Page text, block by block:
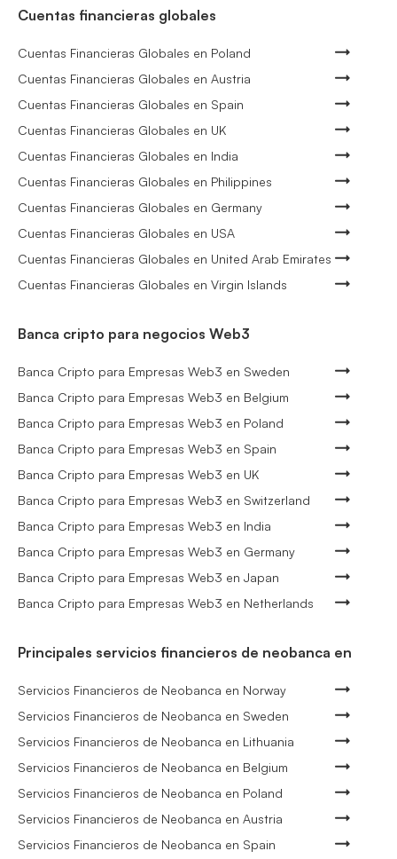
Cuentas financieras globales
Cuentas Financieras Globales en Poland
Cuentas Financieras Globales en Austria
Cuentas Financieras Globales en Spain
Cuentas Financieras Globales en UK
Cuentas Financieras Globales en India
Cuentas Financieras Globales en Philippines
Cuentas Financieras Globales en Germany
Cuentas Financieras Globales en USA
Cuentas Financieras Globales en United Arab Emirates
Cuentas Financieras Globales en Virgin Islands
Banca cripto para negocios Web3
Banca Cripto para Empresas Web3 en Sweden
Banca Cripto para Empresas Web3 en Belgium
Banca Cripto para Empresas Web3 en Poland
Banca Cripto para Empresas Web3 en Spain
Banca Cripto para Empresas Web3 en UK
Banca Cripto para Empresas Web3 en Switzerland
Banca Cripto para Empresas Web3 en India
Banca Cripto para Empresas Web3 en Germany
Banca Cripto para Empresas Web3 en Japan
Banca Cripto para Empresas Web3 en Netherlands
Principales servicios financieros de neobanca en
Servicios Financieros de Neobanca en Norway
Servicios Financieros de Neobanca en Sweden
Servicios Financieros de Neobanca en Lithuania
Servicios Financieros de Neobanca en Belgium
Servicios Financieros de Neobanca en Poland
Servicios Financieros de Neobanca en Austria
Servicios Financieros de Neobanca en Spain